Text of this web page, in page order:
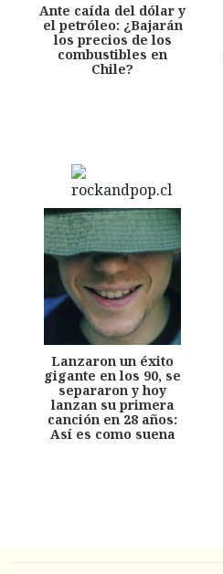
Ante caída del dólar y
el petróleo: ¿Bajarán
los precios de los
combustibles en
Chile?
Lanzaron un éxito
gigante en los 90, se
separaron y hoy
lanzan su primera
canción en 28 años:
Así es como suena